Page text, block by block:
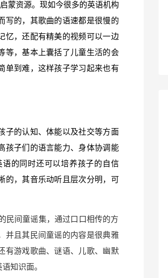
蒙资源。现如今很多的英语机构
写的，其歌曲的语速都是很慢的
忆，还配有精美的视频可以一边
等，基本上囊括了儿童生活的会
单到难，这样孩子学习起来也有
子的认知、体能以及社交等方面
孩子们的语言能力、身体协调能
的同时还可以培养孩子的自信
的，其音乐动听且层次分明，可
民间童谣集，通过口口相传的方
并且其民间童谣的内容是很典雅
有游戏歌曲、谜语、儿歌、幽默
知识面。